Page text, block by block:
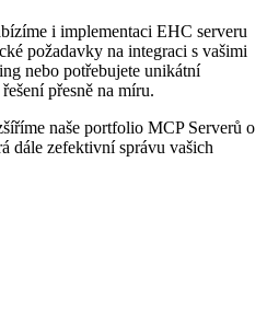
i implementaci EHC serveru
požadavky na integraci s vašimi
nebo potřebujete unikátní
přesně na míru.
naše portfolio MCP Serverů o
dále zefektivní správu vašich